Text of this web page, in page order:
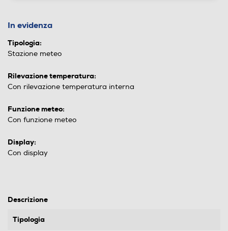
In evidenza
Tipologia:
Stazione meteo
Rilevazione temperatura:
Con rilevazione temperatura interna
Funzione meteo:
Con funzione meteo
Display:
Con display
Descrizione
Tipologia